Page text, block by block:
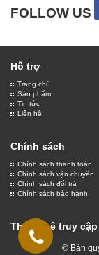
FOLLOW US
Hỗ trợ
Trang chủ
Sản phẩm
Tin tức
Liên hệ
Chính sách
Chính sách thanh toán
Chính sách vận chuyển
Chính sách đổi trả
Chính sách bảo hành
Thống kê truy cập
© Bản